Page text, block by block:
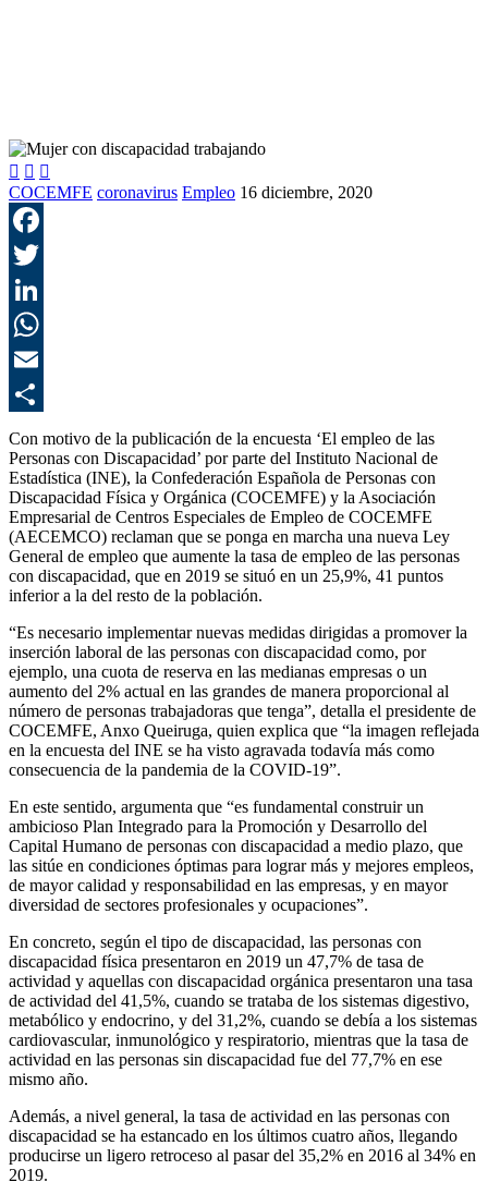
  
COCEMFE coronavirus Empleo 16 diciembre, 2020
Con motivo de la publicación de la encuesta ‘El empleo de las
Personas con Discapacidad’ por parte del Instituto Nacional de
Estadística (INE), la Confederación Española de Personas con
Discapacidad Física y Orgánica (COCEMFE) y la Asociación
Empresarial de Centros Especiales de Empleo de COCEMFE
(AECEMCO) reclaman que se ponga en marcha una nueva Ley
General de empleo que aumente la tasa de empleo de las personas
con discapacidad, que en 2019 se situó en un 25,9%, 41 puntos
inferior a la del resto de la población.
“Es necesario implementar nuevas medidas dirigidas a promover la
inserción laboral de las personas con discapacidad como, por
ejemplo, una cuota de reserva en las medianas empresas o un
aumento del 2% actual en las grandes de manera proporcional al
número de personas trabajadoras que tenga”, detalla el presidente de
COCEMFE, Anxo Queiruga, quien explica que “la imagen reflejada
en la encuesta del INE se ha visto agravada todavía más como
consecuencia de la pandemia de la COVID-19”.
En este sentido, argumenta que “es fundamental construir un
ambicioso Plan Integrado para la Promoción y Desarrollo del
Capital Humano de personas con discapacidad a medio plazo, que
las sitúe en condiciones óptimas para lograr más y mejores empleos,
de mayor calidad y responsabilidad en las empresas, y en mayor
diversidad de sectores profesionales y ocupaciones”.
En concreto, según el tipo de discapacidad, las personas con
discapacidad física presentaron en 2019 un 47,7% de tasa de
actividad y aquellas con discapacidad orgánica presentaron una tasa
de actividad del 41,5%, cuando se trataba de los sistemas digestivo,
metabólico y endocrino, y del 31,2%, cuando se debía a los sistemas
cardiovascular, inmunológico y respiratorio, mientras que la tasa de
actividad en las personas sin discapacidad fue del 77,7% en ese
mismo año.
Además, a nivel general, la tasa de actividad en las personas con
discapacidad se ha estancado en los últimos cuatro años, llegando
producirse un ligero retroceso al pasar del 35,2% en 2016 al 34% en
2019.